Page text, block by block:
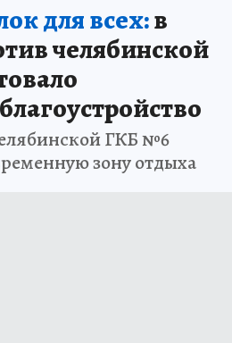
для всех:в
челябинской
ГКБ №6
зону отдыха